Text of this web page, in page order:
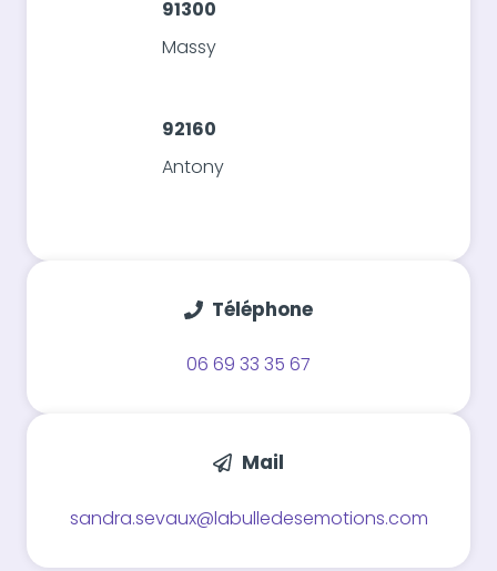
91300
Massy
92160
Antony
Téléphone
06 69 33 35 67
Mail
sandra.sevaux@labulledesemotions.com